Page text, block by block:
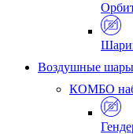
Воздушные шары
КОМБО